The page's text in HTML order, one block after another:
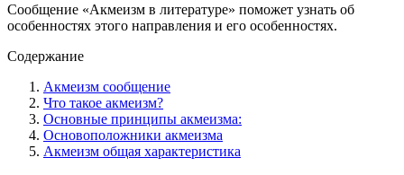
Сообщение «Акмеизм в литературе» поможет узнать об
особенностях этого направления и его особенностях.
Содержание
Акмеизм сообщение
Что такое акмеизм?
Основные принципы акмеизма:
Основоположники акмеизма
Акмеизм общая характеристика